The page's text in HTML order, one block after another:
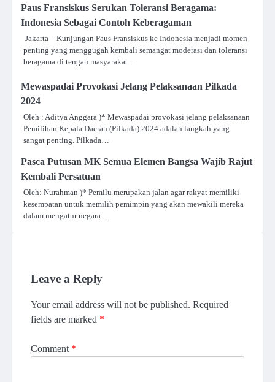
Paus Fransiskus Serukan Toleransi Beragama:
Indonesia Sebagai Contoh Keberagaman
Jakarta – Kunjungan Paus Fransiskus ke Indonesia menjadi momen
penting yang menggugah kembali semangat moderasi dan toleransi
beragama di tengah masyarakat…
Mewaspadai Provokasi Jelang Pelaksanaan Pilkada
2024
Oleh : Aditya Anggara )* Mewaspadai provokasi jelang pelaksanaan
Pemilihan Kepala Daerah (Pilkada) 2024 adalah langkah yang
sangat penting. Pilkada…
Pasca Putusan MK Semua Elemen Bangsa Wajib Rajut
Kembali Persatuan
Oleh: Nurahman )* Pemilu merupakan jalan agar rakyat memiliki
kesempatan untuk memilih pemimpin yang akan mewakili mereka
dalam mengatur negara.…
Leave a Reply
Your email address will not be published. Required
fields are marked *
Comment *